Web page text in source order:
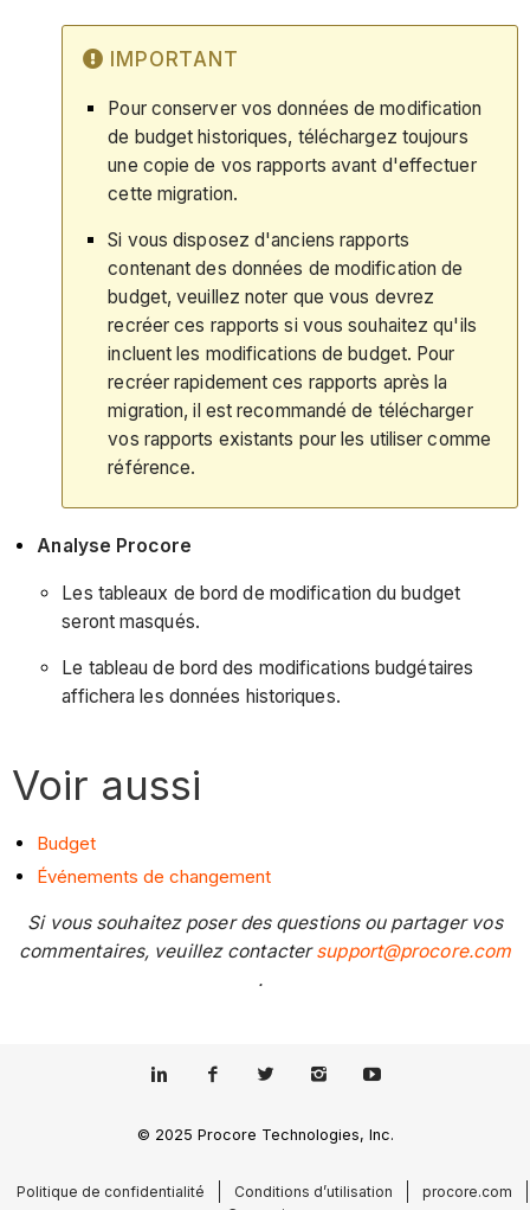
IMPORTANT
Pour conserver vos données de modification
de budget historiques, téléchargez toujours
une copie de vos rapports avant d'effectuer
cette migration.
Si vous disposez d'anciens rapports
contenant des données de modification de
budget, veuillez noter que vous devrez
recréer ces rapports si vous souhaitez qu'ils
incluent les modifications de budget. Pour
recréer rapidement ces rapports après la
migration, il est recommandé de télécharger
vos rapports existants pour les utiliser comme
référence.
Analyse Procore
Les tableaux de bord de modification du budget
seront masqués.
Le tableau de bord des modifications budgétaires
affichera les données historiques.
Voir aussi
Budget
Événements de changement
Si vous souhaitez poser des questions ou partager vos
commentaires, veuillez contactersupport@procore.com
.
© 2025 Procore Technologies, Inc.
Politique de confidentialité Conditions d’utilisation
procore.com